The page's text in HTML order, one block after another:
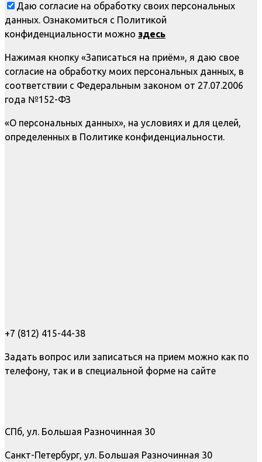
Даю согласие на обработку своих персональных
данных. Ознакомиться с Политикой
конфиденциальности можно здесь
Нажимая кнопку «Записаться на приём», я даю свое
согласие на обработку моих персональных данных, в
соответствии с Федеральным законом от 27.07.2006
года №152-ФЗ
«О персональных данных», на условиях и для целей,
определенных в Политике конфиденциальности.
+7 (812) 415-44-38
Задать вопрос или записаться на прием можно как по
телефону, так и в специальной форме на сайте
СПб, ул. Большая Разночинная 30
Санкт-Петербург, ул. Большая Разночинная 30